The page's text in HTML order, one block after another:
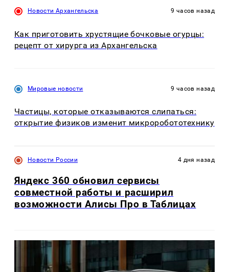
Новости Архангельска 9 часов назад
Как приготовить хрустящие бочковые огурцы:
рецепт от хирурга из Архангельска
Мировые новости 9 часов назад
Частицы, которые отказываются слипаться:
открытие физиков изменит микроробототехнику
Новости России 4 дня назад
Яндекс 360 обновил сервисы
совместной работы и расширил
возможности Алисы Про в Таблицах